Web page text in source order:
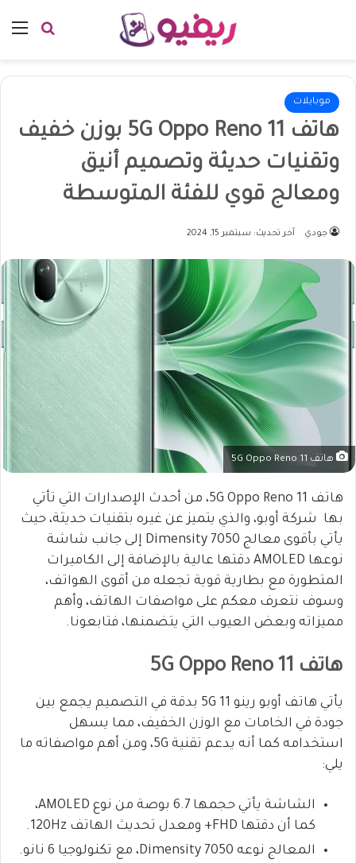
بحث
موبايلات
هاتف 11 5G Oppo Reno بوزن خفيف
وتقنيات حديثة وتصميم أنيق
ومعالج قوي للفئة المتوسطة
جودي آخر تحديث: سبتمبر 15, 2024
هاتف 11 5G Oppo Reno
هاتف 11 5G Oppo Reno، من أحدث الإصدارات التي تأتي
بها شركة أوبو، والذي يتميز عن غيره بتقنيات حديثة، حيث
يأتي بأقوى معالج Dimensity 7050 إلى جانب شاشة
نوعها AMOLED دقتها عالية بالإضافة إلى الكاميرات
المتطورة مع بطارية قوية تجعله من أقوى الهواتف،
وسوف نتعرف معكم على مواصفات الهاتف، وأهم
مميزاته وبعض العيوب التي يتضمنها، فتابعونا.
هاتف 11 5G Oppo Reno
يأتي هاتف أوبو رينو 11 5G بدقة في التصميم يجمع بين
جودة في الخامات مع الوزن الخفيف، مما يسهل
استخدامه كما أنه يدعم تقنية 5G، ومن أهم مواصفاته ما
يلي:
الشاشة يأتي حجمها 6.7 بوصة من نوع AMOLED،
كما أن دقتها FHD+ ومعدل تحديث الهاتف 120Hz.
المعالج نوعه Dimensity 7050، مع تكنولوجيا 6 نانو.